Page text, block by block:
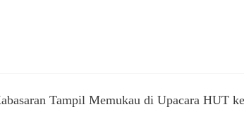
Tampil Memukau di Upacara HUT